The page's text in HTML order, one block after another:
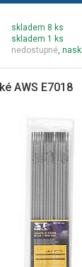
skladem 8 ks
skladem 1 ks
nedostupné,
AWS E7018